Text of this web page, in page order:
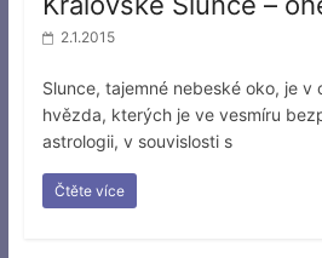
2.1.2015
Slunce, tajemné nebeské oko, je v
hvězda, kterých je ve vesmíru
astrologii, v souvislosti s
Čtěte více